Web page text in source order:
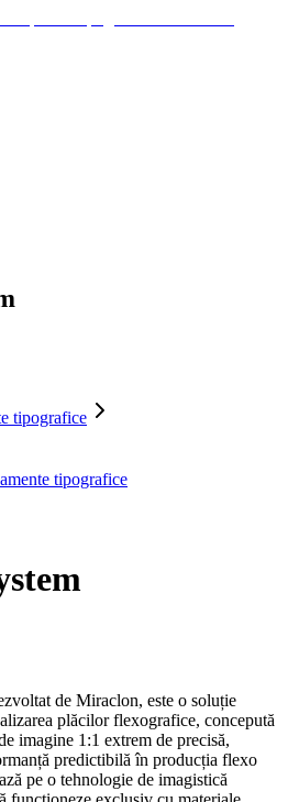
tipografice
tipografice
de Miraclon, este o soluție
plăcilor flexografice, concepută
imagine 1:1 extrem de precisă,
predictibilă în producția flexo
pe o tehnologie de imagistică